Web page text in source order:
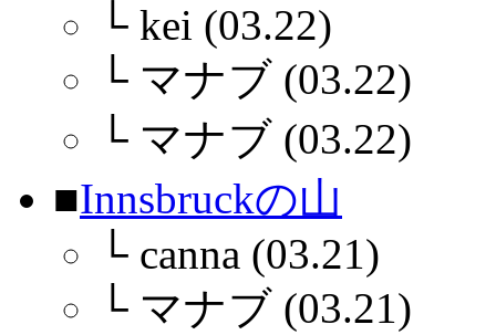
└ kei (03.22)
└ マナブ (03.22)
└ マナブ (03.22)
■Innsbruckの山
└ canna (03.21)
└ マナブ (03.21)